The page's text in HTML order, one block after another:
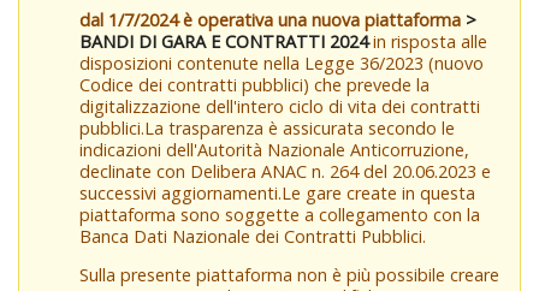
dal 1/7/2024 è operativa una nuova piattaforma >
BANDI DI GARA E CONTRATTI 2024in risposta alle
disposizioni contenute nella Legge 36/2023 (nuovo
Codice dei contratti pubblici) che prevede la
digitalizzazione dell'intero ciclo di vita dei contratti
pubblici.La trasparenza è assicurata secondo le
indicazioni dell'Autorità Nazionale Anticorruzione,
declinate con Delibera ANAC n. 264 del 20.06.2023 e
successivi aggiornamenti.Le gare create in questa
piattaforma sono soggette a collegamento con la
Banca Dati Nazionale dei Contratti Pubblici.
Sulla presente piattaforma non è più possibile creare